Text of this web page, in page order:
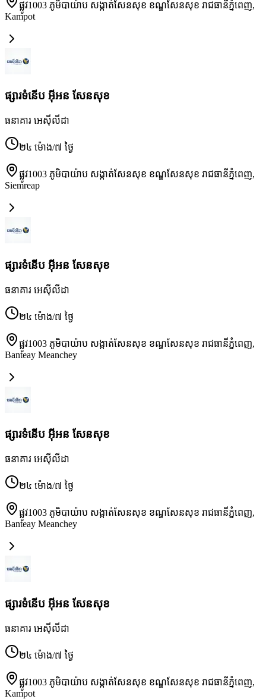
ផ្លូវ1003 ភូមិបាយ៉ាប សង្កាត់សែនសុខ ខណ្ឌសែនសុខ រាជធានីភ្នំពេញ,
Kampot
ផ្សារទំនើប អ៊ីអន សែនសុខ
ធនាគារ អេស៊ីលីដា
២៤ ម៉ោង/៧ ថ្ងៃ
ផ្លូវ1003 ភូមិបាយ៉ាប សង្កាត់សែនសុខ ខណ្ឌសែនសុខ រាជធានីភ្នំពេញ,
Siemreap
ផ្សារទំនើប អ៊ីអន សែនសុខ
ធនាគារ អេស៊ីលីដា
២៤ ម៉ោង/៧ ថ្ងៃ
ផ្លូវ1003 ភូមិបាយ៉ាប សង្កាត់សែនសុខ ខណ្ឌសែនសុខ រាជធានីភ្នំពេញ,
Banteay Meanchey
ផ្សារទំនើប អ៊ីអន សែនសុខ
ធនាគារ អេស៊ីលីដា
២៤ ម៉ោង/៧ ថ្ងៃ
ផ្លូវ1003 ភូមិបាយ៉ាប សង្កាត់សែនសុខ ខណ្ឌសែនសុខ រាជធានីភ្នំពេញ,
Banteay Meanchey
ផ្សារទំនើប អ៊ីអន សែនសុខ
ធនាគារ អេស៊ីលីដា
២៤ ម៉ោង/៧ ថ្ងៃ
ផ្លូវ1003 ភូមិបាយ៉ាប សង្កាត់សែនសុខ ខណ្ឌសែនសុខ រាជធានីភ្នំពេញ,
Kampot